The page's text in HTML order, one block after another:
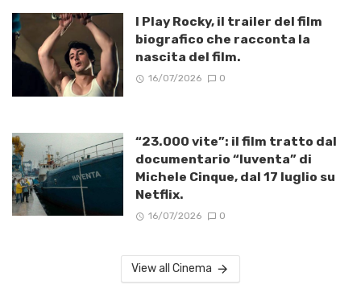
I Play Rocky, il trailer del film
biografico che racconta la
nascita del film.
16/07/2026 0
“23.000 vite”: il film tratto dal
documentario “Iuventa” di
Michele Cinque, dal 17 luglio su
Netflix.
16/07/2026 0
View all Cinema